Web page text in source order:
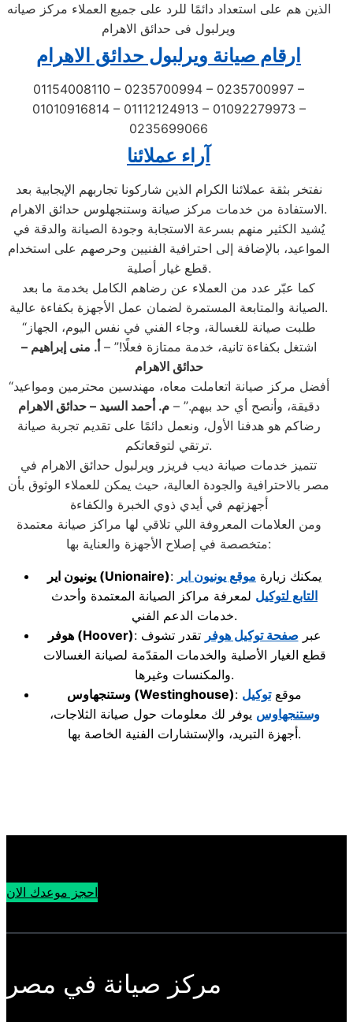
الذين هم على استعداد دائمًا للرد على جميع العملاء مركز صيانه
ويرلبول فى حدائق الاهرام
ارقام صيانة ويرلبول حدائق الاهرام
01154008110 – 0235700994 – 0235700997 –
01010916814 – 01112124913 – 01092279973 –
0235699066
آراء عملائنا
نفتخر بثقة عملائنا الكرام الذين شاركونا تجاربهم الإيجابية بعد
الاستفادة من خدمات مركز صيانة وستنجهلوس حدائق الاهرام.
يُشيد الكثير منهم بسرعة الاستجابة وجودة الصيانة والدقة في
المواعيد، بالإضافة إلى احترافية الفنيين وحرصهم على استخدام
قطع غيار أصلية.
كما عبّر عدد من العملاء عن رضاهم الكامل بخدمة ما بعد
الصيانة والمتابعة المستمرة لضمان عمل الأجهزة بكفاءة عالية.
“طلبت صيانة للغسالة، وجاء الفني في نفس اليوم، الجهاز
اشتغل بكفاءة تانية، خدمة ممتازة فعلًا!” – أ. منى إبراهيم –
حدائق الاهرام
“أفضل مركز صيانة اتعاملت معاه، مهندسين محترمين ومواعيد
دقيقة، وأنصح أي حد بيهم.” –م. أحمد السيد – حدائق الاهرام
رضاكم هو هدفنا الأول، ونعمل دائمًا على تقديم تجربة صيانة
ترتقي لتوقعاتكم.
تتميز خدمات صيانة ديب فريزر ويرلبول حدائق الاهرام في
مصر بالاحترافية والجودة العالية، حيث يمكن للعملاء الوثوق بأن
أجهزتهم في أيدي ذوي الخبرة والكفاءة
ومن العلامات المعروفة اللي تلاقي لها مراكز صيانة معتمدة
متخصصة في إصلاح الأجهزة والعناية بها:
يونيون اير (Unionaire) : يمكنك زيارة موقع يونيون اير
التابع لتوكيل لمعرفة مراكز الصيانة المعتمدة وأحدث
خدمات الدعم الفني.
هوفر(Hoover) : عبر صفحة توكيل هوفر تقدر تشوف
قطع الغيار الأصلية والخدمات المقدّمة لصيانة الغسالات
والمكنسات وغيرها.
وستنجهاوس (Westinghouse) : موقعتوكيل
وستنجهاوس يوفر لك معلومات حول صيانة الثلاجات،
أجهزة التبريد، والإستشارات الفنية الخاصة بها.
احجز موعدك الان
مركز صيانة في مصر